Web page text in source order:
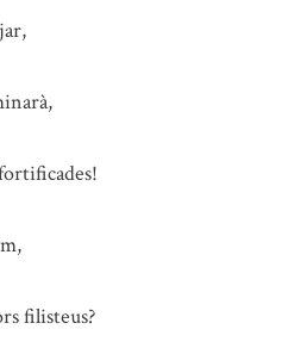
filisteus?